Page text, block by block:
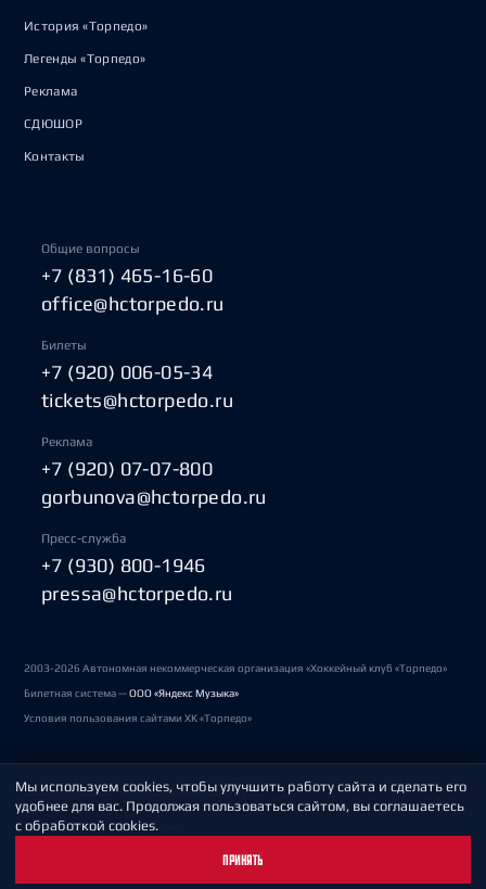
История «Торпедо»
Легенды «Торпедо»
Реклама
СДЮШОР
Контакты
Общие вопросы
+7 (831) 465-16-60
office@hctorpedo.ru
Билеты
+7 (920) 006-05-34
tickets@hctorpedo.ru
Реклама
+7 (920) 07-07-800
gorbunova@hctorpedo.ru
Пресс-служба
+7 (930) 800-1946
pressa@hctorpedo.ru
2003-2026 Автономная некоммерческая организация «Хоккейный клуб «Торпедо»
Билетная система —ООО «Яндекс Музыка»
Условия пользования сайтами ХК «Торпедо»
Политика обработки персональных данных
Пользовательское соглашение
Мы используем cookies, чтобы улучшить работу сайта и сделать его
удобнее для вас. Продолжая пользоваться сайтом, вы соглашаетесь
с обработкой cookies.
ПРИНЯТЬ